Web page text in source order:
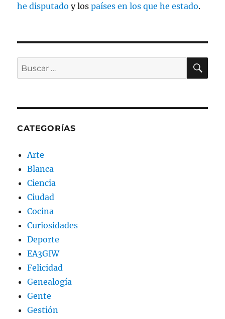
he disputado y lospaíses en los que he estado.
Buscar
por:
CATEGORÍAS
Arte
Blanca
Ciencia
Ciudad
Cocina
Curiosidades
Deporte
EA3GIW
Felicidad
Genealogía
Gente
Gestión